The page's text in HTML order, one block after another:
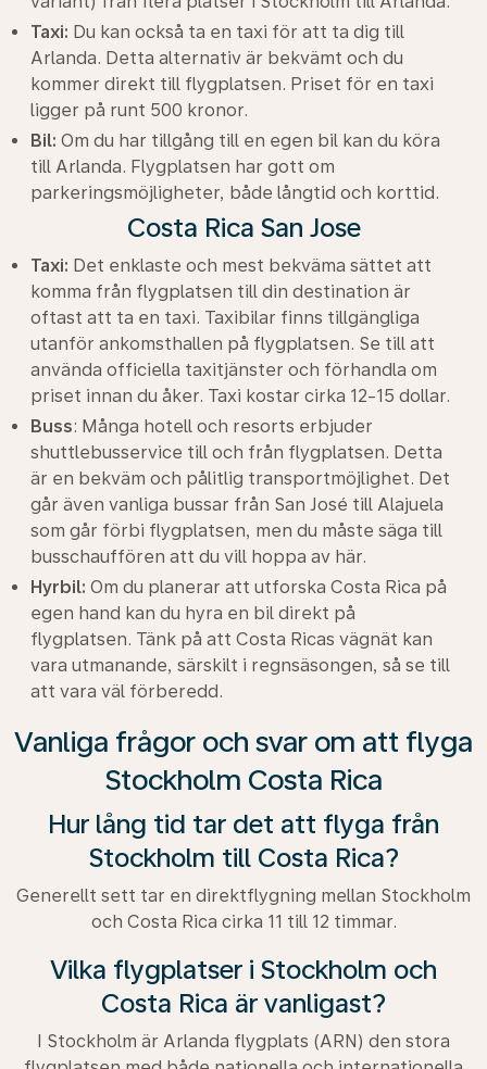
Taxi: Du kan också ta en taxi för att ta dig till
Arlanda. Detta alternativ är bekvämt och du
kommer direkt till flygplatsen. Priset för en taxi
ligger på runt 500 kronor.
Bil: Om du har tillgång till en egen bil kan du köra
till Arlanda. Flygplatsen har gott om
parkeringsmöjligheter, både långtid och korttid.
Costa Rica San Jose
Taxi: Det enklaste och mest bekväma sättet att
komma från flygplatsen till din destination är
oftast att ta en taxi. Taxibilar finns tillgängliga
utanför ankomsthallen på flygplatsen. Se till att
använda officiella taxitjänster och förhandla om
priset innan du åker. Taxi kostar cirka 12-15 dollar.
Buss: Många hotell och resorts erbjuder
shuttlebusservice till och från flygplatsen. Detta
är en bekväm och pålitlig transportmöjlighet. Det
går även vanliga bussar från San José till Alajuela
som går förbi flygplatsen, men du måste säga till
busschauffören att du vill hoppa av här.
Hyrbil: Om du planerar att utforska Costa Rica på
egen hand kan du hyra en bil direkt på
flygplatsen. Tänk på att Costa Ricas vägnät kan
vara utmanande, särskilt i regnsäsongen, så se till
att vara väl förberedd.
Vanliga frågor och svar om att flyga
Stockholm Costa Rica
Hur lång tid tar det att flyga från
Stockholm till Costa Rica?
Generellt sett tar en direktflygning mellan Stockholm
och Costa Rica cirka 11 till 12 timmar.
Vilka flygplatser i Stockholm och
Costa Rica är vanligast?
I Stockholm är Arlanda flygplats (ARN) den stora